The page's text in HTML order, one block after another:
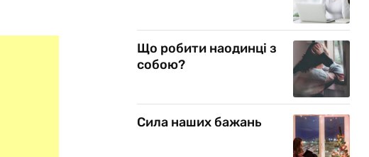
Що робити наодинці з
собою?
Сила наших бажань